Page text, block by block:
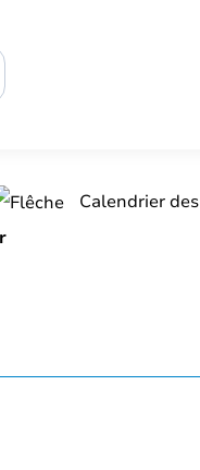
Calendrier des